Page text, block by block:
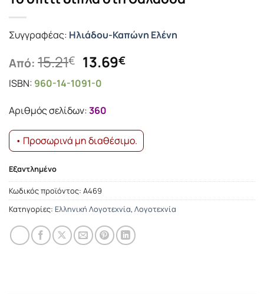
Συγγραφέας: Ηλιάδου-Καπώνη Ελένη
Από: 15.21€ Original
price
was:
15.21€.
13.69€Η
ISBN: 960-14-1091-0
Αριθμός σελίδων:360
• Προσωρινά μη διαθέσιμο.
Εξαντλημένο
Κωδικός προϊόντος: Α469
Κατηγορίες: Ελληνική Λογοτεχνία, Λογοτεχνία